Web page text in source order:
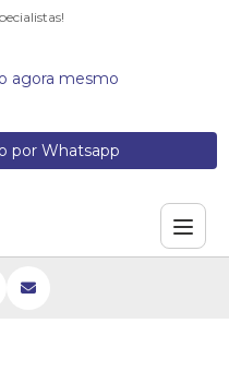
agora mesmo
por Whatsapp